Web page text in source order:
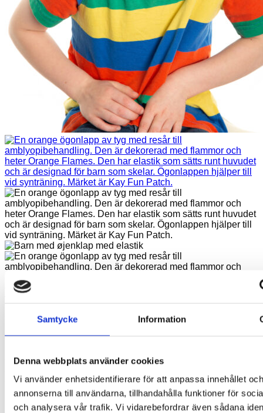
Samtycke Information
Denna webbplats använder cookies
Vi använder enhetsidentifierare för att anpassa innehållet och
annonserna till användarna, tillhandahålla funktioner för
och analysera vår trafik. Vi vidarebefordrar även sådana
Ögonlapp med resår – Orange Flames
189,00kr
Ögonlapp för synträning av barn som INTE bär glasögon. Den kan
certifierats enligt Oeko-Tex ®. Den är allergivänlig.